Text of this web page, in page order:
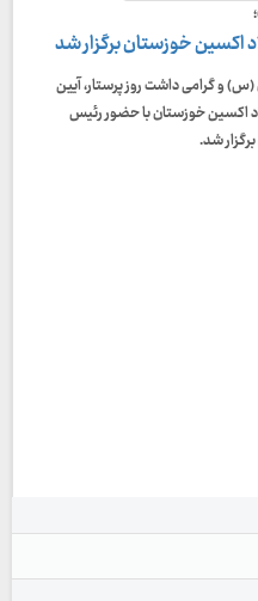
اکسین خوزستان برگزار شد
و گرامی داشت روز پرستار، آیین
اکسین خوزستان با حضور رئیس
شد.